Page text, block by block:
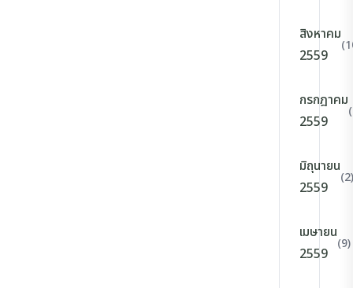
สิงหาคม
2559
กรกฎาคม
2559
มิถุนายน
2559
(2)
เมษายน
2559
(9)